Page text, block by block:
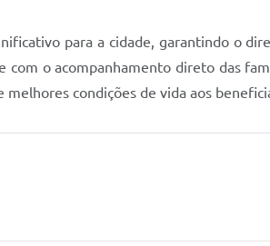
para a cidade, garantindo o
o acompanhamento direto das
condições de vida aos